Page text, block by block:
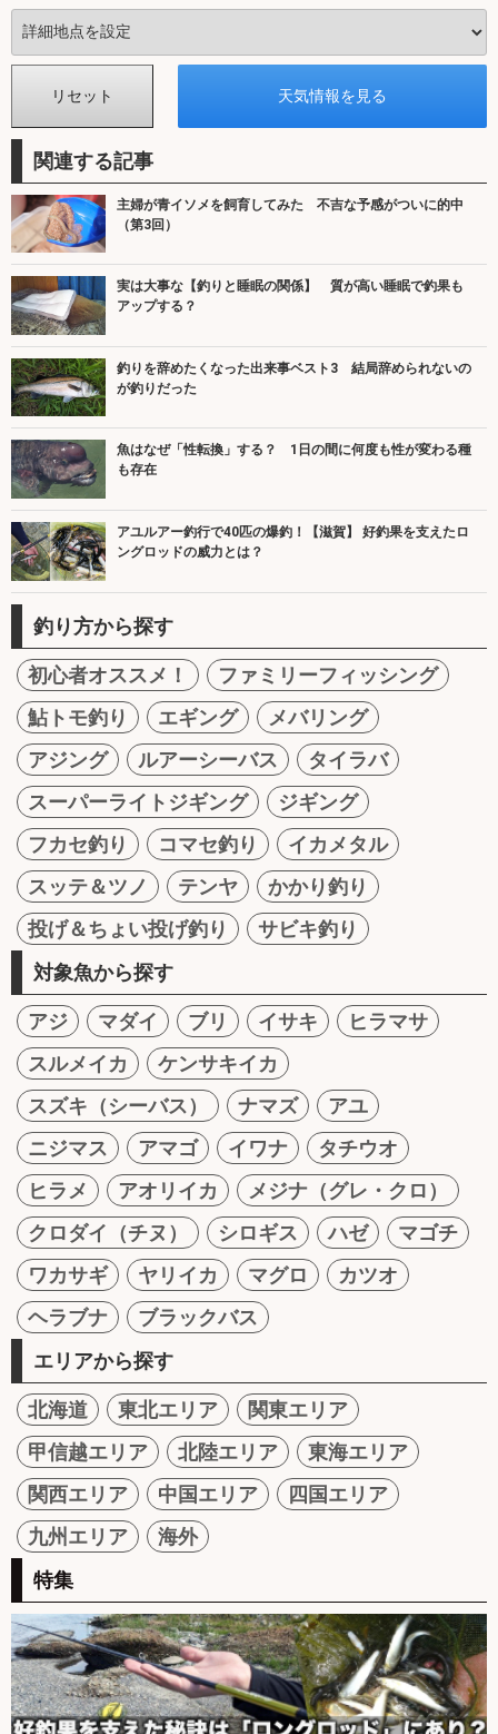
関連する記事
主婦が青イソメを飼育してみた 不吉な予感がついに的中
（第3回）
実は大事な【釣りと睡眠の関係】 質が高い睡眠で釣果も
アップする？
釣りを辞めたくなった出来事ベスト3 結局辞められないの
が釣りだった
魚はなぜ「性転換」する？ 1日の間に何度も性が変わる種
も存在
アユルアー釣行で40匹の爆釣！【滋賀】 好釣果を支えたロ
ングロッドの威力とは？
釣り方から探す
初心者オススメ！
ファミリーフィッシング
鮎トモ釣り
エギング
メバリング
アジング
ルアーシーバス
タイラバ
スーパーライトジギング
ジギング
フカセ釣り
コマセ釣り
イカメタル
スッテ＆ツノ
テンヤ
かかり釣り
投げ＆ちょい投げ釣り
サビキ釣り
対象魚から探す
アジ マダイ ブリ イサキ
ヒラマサ
スルメイカ
ケンサキイカ
スズキ（シーバス）
ナマズ
アユ
ニジマス
アマゴ イワナ
タチウオ
ヒラメ
アオリイカ
メジナ（グレ・クロ）
クロダイ（チヌ）
シロギス ハゼ
マゴチ
ワカサギ
ヤリイカ マグロ
カツオ
ヘラブナ
ブラックバス
エリアから探す
北海道 東北エリア
関東エリア
甲信越エリア
北陸エリア
東海エリア
関西エリア
中国エリア
四国エリア
九州エリア
海外
特集